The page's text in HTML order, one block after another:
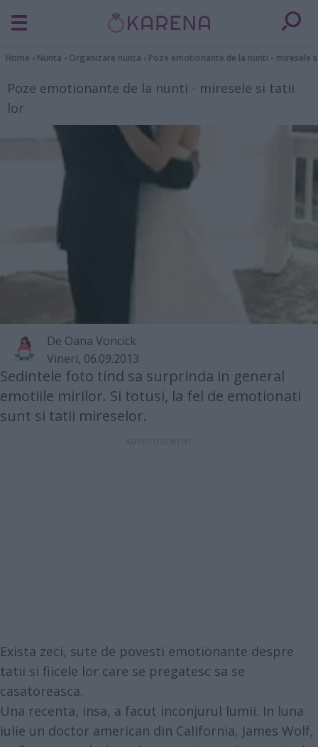
Home › Nunta › Organizare nunta › Poze emotionante de la nunti - miresele
Poze emotionante de la nunti - miresele si tatii
lor
De Oana Voncick
Vineri, 06.09.2013
Sedintele foto tind sa surprinda in general
emotiile mirilor. Si totusi, la fel de emotionati
sunt si tatii mireselor.
Exista zeci, sute de povesti emotionante despre
tatii si fiicele lor care se pregatesc sa se
casatoreasca.
Una recenta, insa, a facut inconjurul lumii. In luna
iulie un doctor american din California, James Wolf,